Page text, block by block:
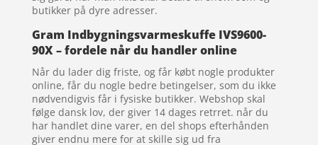
butikker på dyre adresser.
Gram Indbygningsvarmeskuffe IVS9600-
90X – fordele når du handler online
Når du lader dig friste, og får købt nogle produkter
online, får du nogle bedre betingelser, som du ikke
nødvendigvis får i fysiske butikker. Webshop skal
følge dansk lov, der giver 14 dages retrret. når du
har handlet dine varer, en del shops efterhånden
giver endnu mere for at skille sig ud fra